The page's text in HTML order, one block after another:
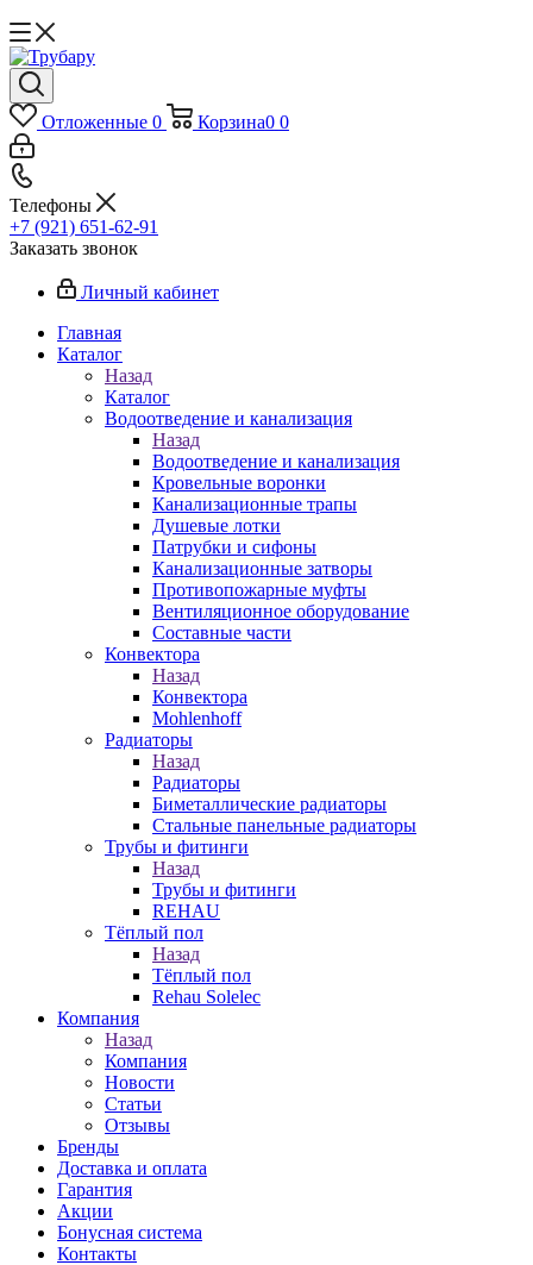
Отложенные 0 Корзина0 0
Телефоны
+7 (921) 651-62-91
Заказать звонок
Личный кабинет
Главная
Каталог
Назад
Каталог
Водоотведение и канализация
Назад
Водоотведение и канализация
Кровельные воронки
Канализационные трапы
Душевые лотки
Патрубки и сифоны
Канализационные затворы
Противопожарные муфты
Вентиляционное оборудование
Составные части
Конвектора
Назад
Конвектора
Mohlenhoff
Радиаторы
Назад
Радиаторы
Биметаллические радиаторы
Стальные панельные радиаторы
Трубы и фитинги
Назад
Трубы и фитинги
REHAU
Тёплый пол
Назад
Тёплый пол
Rehau Solelec
Компания
Назад
Компания
Новости
Статьи
Отзывы
Бренды
Доставка и оплата
Гарантия
Акции
Бонусная система
Контакты